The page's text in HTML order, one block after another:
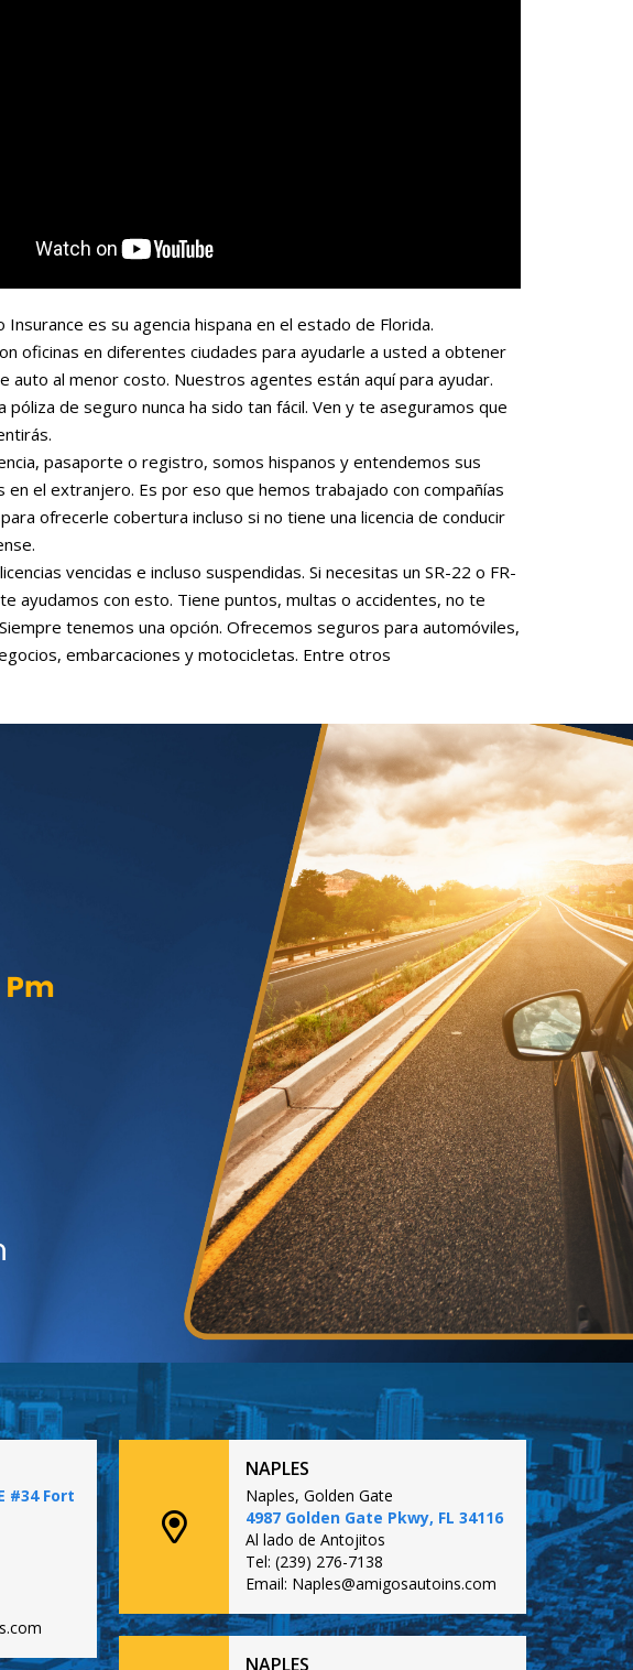
Insurance es su agencia hispana en el estado de Florida.
oficinas en diferentes ciudades para ayudarle a usted a obtener
auto al menor costo. Nuestros agentes están aquí para ayudar.
póliza de seguro nunca ha sido tan fácil. Ven y te aseguramos que
pasaporte o registro, somos hispanos y entendemos sus
en el extranjero. Es por eso que hemos trabajado con compañías
ofrecerle cobertura incluso si no tiene una licencia de conducir
vencidas e incluso suspendidas. Si necesitas un SR-22 o FR-
ayudamos con esto. Tiene puntos, multas o accidentes, no te
tenemos una opción. Ofrecemos seguros para automóviles,
embarcaciones y motocicletas. Entre otros
#34 Fort
NAPLES
Naples, Golden Gate
4987 Golden Gate Pkwy, FL 34116
Al lado de Antojitos
Tel: (239) 276-7138
Email: Naples@amigosautoins.com
NAPLES